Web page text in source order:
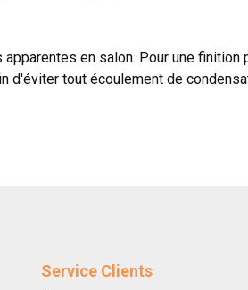
en salon. Pour une finition
tout écoulement de
Service Clients